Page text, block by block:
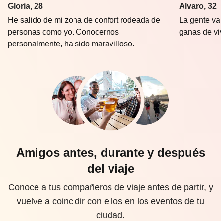
Gloria, 28
He salido de mi zona de confort rodeada de
personas como yo. Conocernos
personalmente, ha sido maravilloso.
Alvaro, 32
La gente
ganas de
Amigos antes, durante y después
del viaje
Conoce a tus compañeros de viaje antes de partir, y
vuelve a coincidir con ellos en los eventos de tu
ciudad.